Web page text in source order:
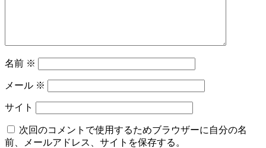
名前 ※
メール ※
サイト
次回のコメントで使用するためブラウザーに自分の名
前、メールアドレス、サイトを保存する。